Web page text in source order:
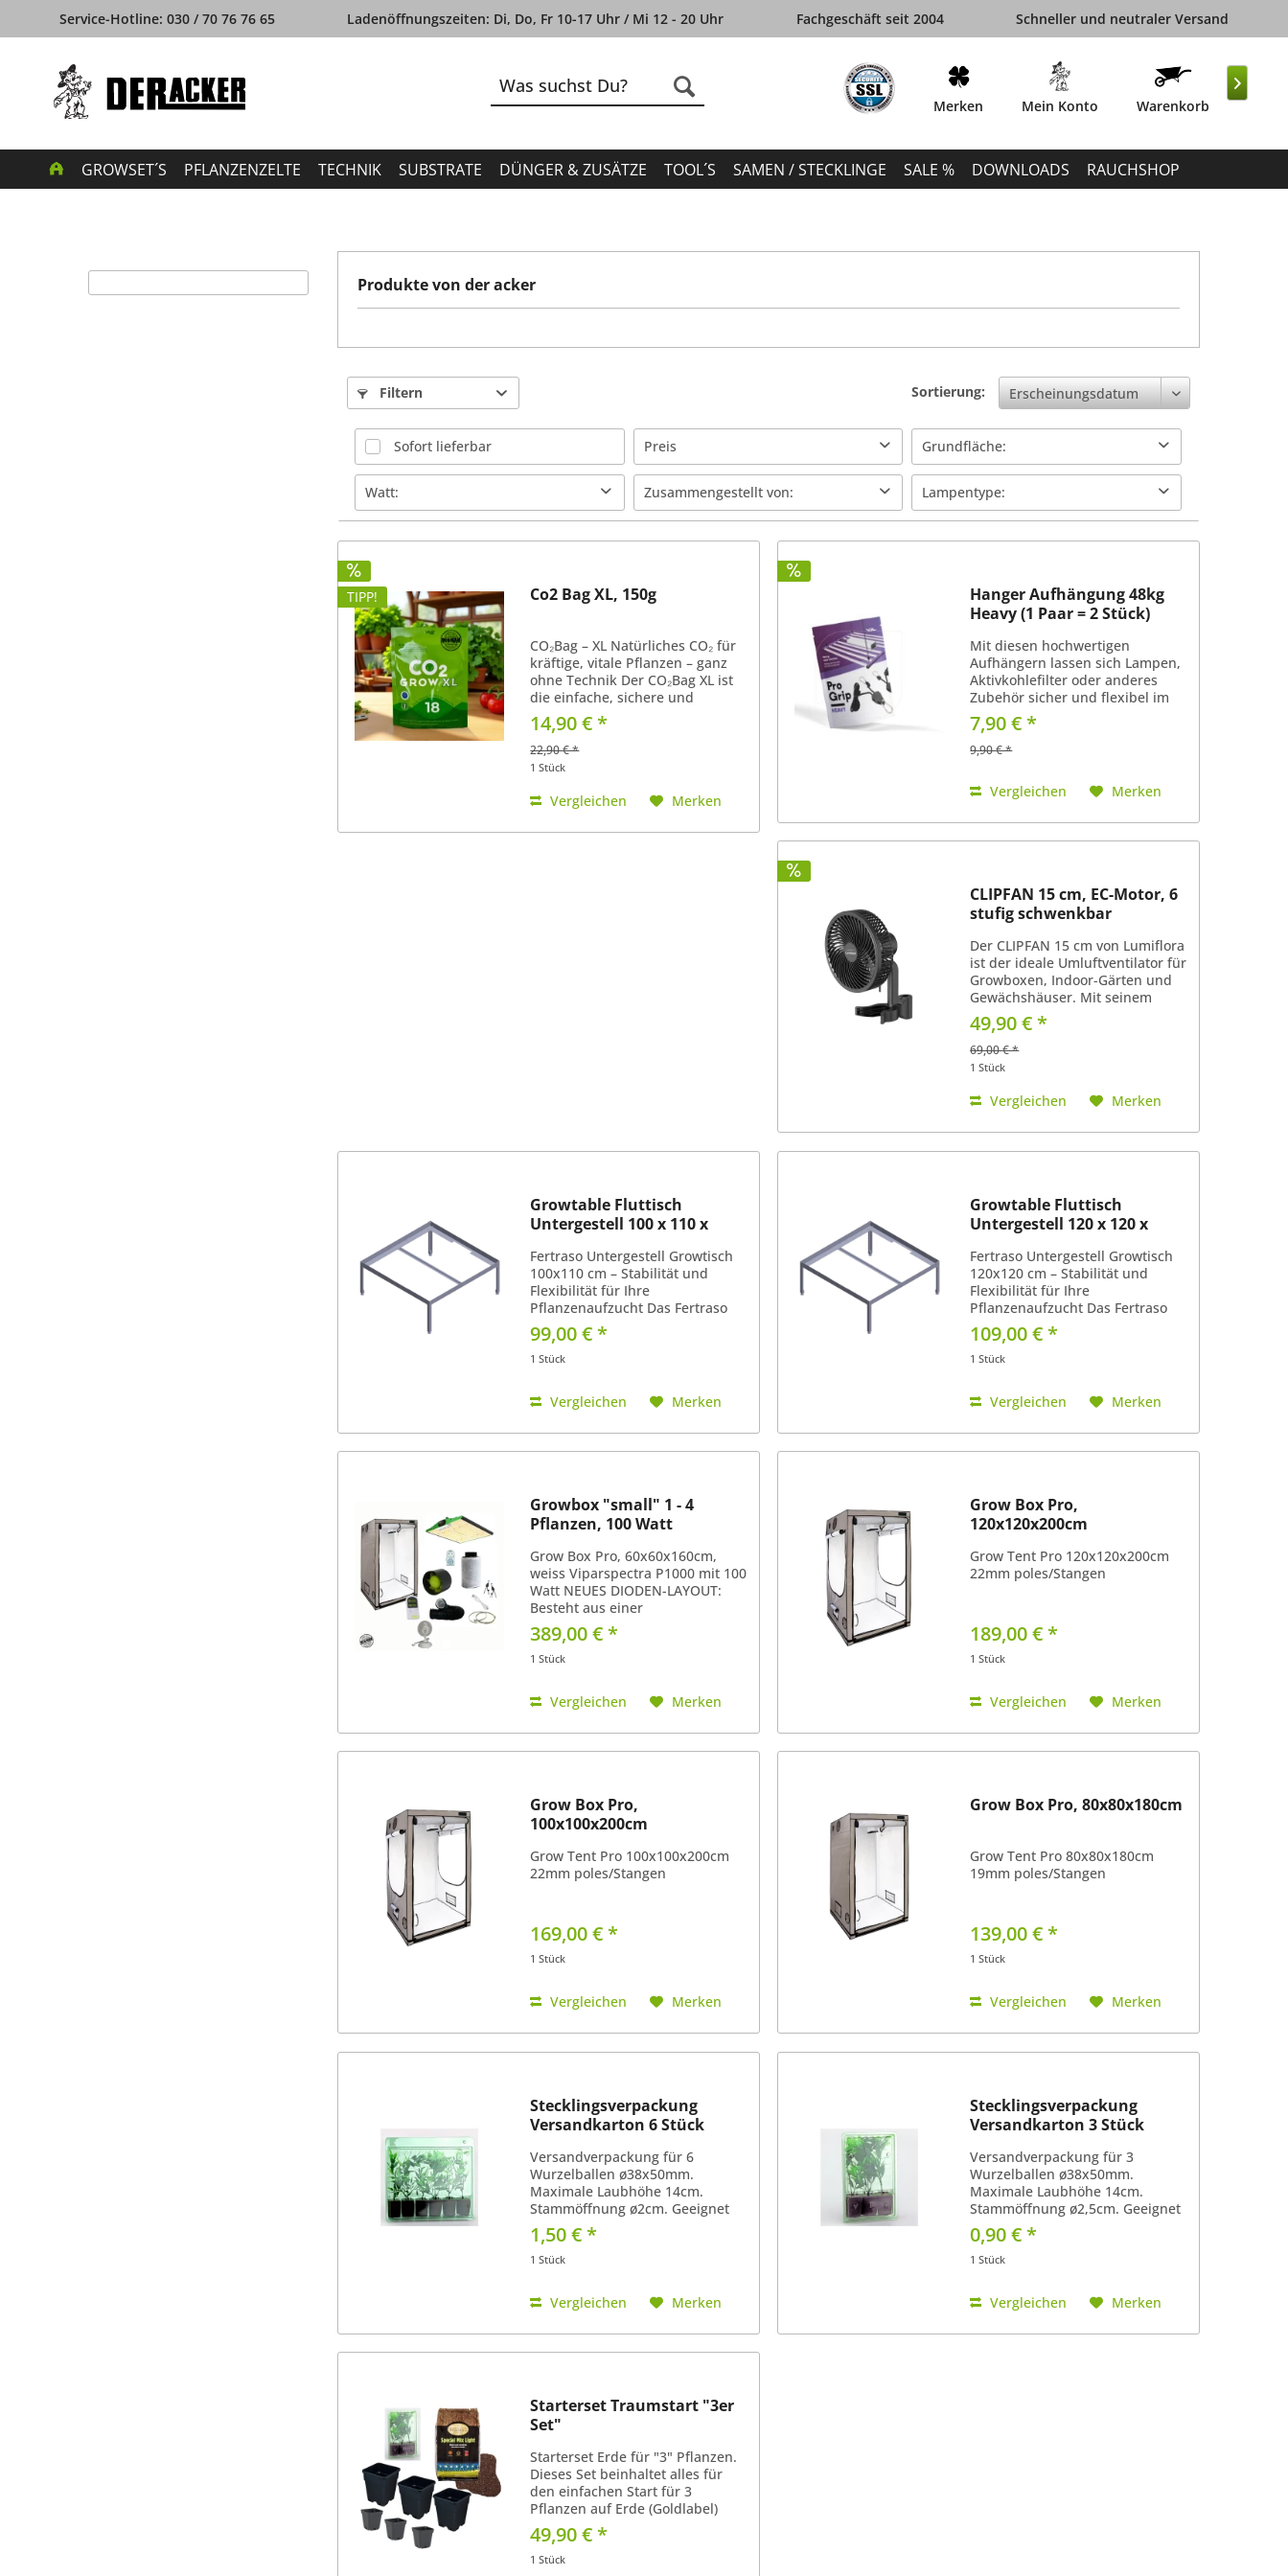
Service-Hotline: 030 / 70 76 76 65 Ladenöffnungszeiten: Di, Do, Fr 10-17 Uhr / Mi 12 - 20 Uhr Fachgeschäft seit 2004 Schneller und neutraler Versand
Merken Mein Konto Warenkorb
GROWSET´S PFLANZENZELTE TECHNIK SUBSTRATE DÜNGER & ZUSÄTZE TOOL´S SAMEN / STECKLINGE SALE % DOWNLOADS RAUCHSHOP

Produkte von der acker
Filtern Sortierung:
Sofort lieferbar Preis
von0,45 €bis849,00 €
Grundfläche:
80 x 80 cm
Watt: Zusammengestellt von: Lampentype:
TIPP! Co2 Bag XL, 150g
CO₂Bag – XL Natürliches CO₂ für
kräftige, vitale Pflanzen – ganz
ohne Technik Der CO₂Bag XL ist
die einfache, sichere und
kostengünstige Lösung, um den
CO₂-Gehalt in deinem Grow-
Bereich auf natürliche Weise zu
erhöhen. Dank seiner...
14,90 € *
22,90 € *
1 Stück
Vergleichen Merken
Hanger Aufhängung 48kg
Heavy (1 Paar = 2 Stück)
Mit diesen hochwertigen
Aufhängern lassen sich Lampen,
Aktivkohlefilter oder anderes
Zubehör sicher und flexibel im
Growzelt befestigen. Das Set
besteht aus 2 stabilen Seilzug-
Hangern mit einer maximalen
7,90 € *
9,90 € *
Vergleichen Merken
CLIPFAN 15 cm, EC-Motor, 6
stufig schwenkbar
Der CLIPFAN 15 cm von Lumiflora
ist der ideale Umluftventilator für
Growboxen, Indoor-Gärten und
Gewächshäuser. Mit seinem
leistungsstarken und
flüsterleisen EC-Motor sorgt er
zuverlässig für gesunde
Luftzirkulation bei minimalem...
49,90 € *
69,00 € *
1 Stück
Vergleichen Merken
Growtable Fluttisch
Untergestell 100 x 110 x
Fertraso Untergestell Growtisch
100x110 cm – Stabilität und
Flexibilität für Ihre
Pflanzenaufzucht Das Fertraso
Untergestell Growtisch mit den
Maßen 100x110 cm bietet die
ideale Basis für Ihre
Hobbygärtner...
99,00 € *
1 Stück
Vergleichen Merken
Growtable Fluttisch
Untergestell 120 x 120 x
Fertraso Untergestell Growtisch
120x120 cm – Stabilität und
Flexibilität für Ihre
Pflanzenaufzucht Das Fertraso
Untergestell Growtisch mit den
Maßen 120x120 cm bietet die
ideale Basis für Ihre
Hobbygärtner...
109,00 € *
1 Stück
Vergleichen Merken
Growbox "small" 1 - 4
Pflanzen, 100 Watt
Grow Box Pro, 60x60x160cm,
weiss Viparspectra P1000 mit 100
Watt NEUES DIODEN-LAYOUT:
Besteht aus einer
wissenschaftlicheren LM301B-
Diodenverteilung, um eine
gleichmäßigere PAR-Karte und
Blätterdachs zu...
389,00 € *
1 Stück
Vergleichen Merken
Grow Box Pro,
120x120x200cm
Grow Tent Pro 120x120x200cm
22mm poles/Stangen
189,00 € *
1 Stück
Vergleichen Merken
Grow Box Pro,
100x100x200cm
Grow Tent Pro 100x100x200cm
22mm poles/Stangen
169,00 € *
1 Stück
Vergleichen Merken
Grow Box Pro, 80x80x180cm
Grow Tent Pro 80x80x180cm
19mm poles/Stangen
139,00 € *
1 Stück
Vergleichen Merken
Stecklingsverpackung
Versandkarton 6 Stück
Versandverpackung für 6
Wurzelballen ø38x50mm.
Maximale Laubhöhe 14cm.
Stammöffnung ø2cm. Geeignet
für Steinwoll-Anbaublöcke für
Hydroponik. Der einfachste Weg,
Klone und Stecklinge zu
1,50 € *
1 Stück
Vergleichen Merken
Stecklingsverpackung
Versandkarton 3 Stück
Versandverpackung für 3
Wurzelballen ø38x50mm.
Maximale Laubhöhe 14cm.
Stammöffnung ø2,5cm. Geeignet
für Steinwoll-Anbaublöcke für
Hydroponik. Der einfachste Weg,
Klone und Stecklinge zu
0,90 € *
1 Stück
Vergleichen Merken
Starterset Traumstart "3er
Set"
Starterset Erde für "3" Pflanzen.
Dieses Set beinhaltet alles für
den einfachen Start für 3
Pflanzen auf Erde (Goldlabel)
daheim. 1x Erde Goldlabel Light
Mix (Unser Favorit, für ca. 2 - 3
Wochen vorgedüngt ausser
49,90 € *
1 Stück